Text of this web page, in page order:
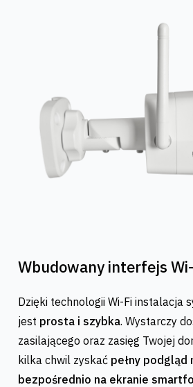
Wbudowany interfejs
Dzięki technologii Wi-Fi instalacja
jest prosta i szybka. Wystarczy
zasilającego oraz zasięg Twojej
kilka chwil zyskać pełny podgląd
bezpośrednio na ekranie